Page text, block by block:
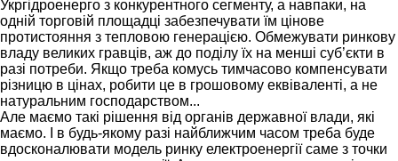
Укргідроенерго з конкурентного сегменту, а навпаки, на
одній торговій площадці забезпечувати їм цінове
протистояння з тепловою генерацією. Обмежувати ринкову
владу великих гравців, аж до поділу їх на менші суб’єкти в
разі потреби. Якщо треба комусь тимчасово компенсувати
різницю в цінах, робити це в грошовому еквіваленті, а не
натуральним господарством...
Але маємо такі рішення від органів державної влади, які
маємо. І в будь-якому разі найближчим часом треба буде
вдосконалювати модель ринку електроенергії саме з точки